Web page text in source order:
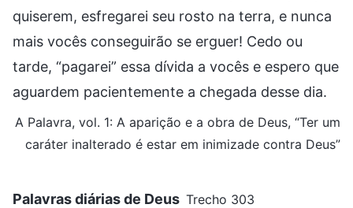
quiserem, esfregarei seu rosto na terra, e nunca
mais vocês conseguirão se erguer! Cedo ou
tarde, “pagarei” essa dívida a vocês e espero que
aguardem pacientemente a chegada desse dia.
A Palavra, vol. 1: A aparição e a obra de Deus, “Ter um
caráter inalterado é estar em inimizade contra Deus”
Palavras diárias de Deus Trecho 303